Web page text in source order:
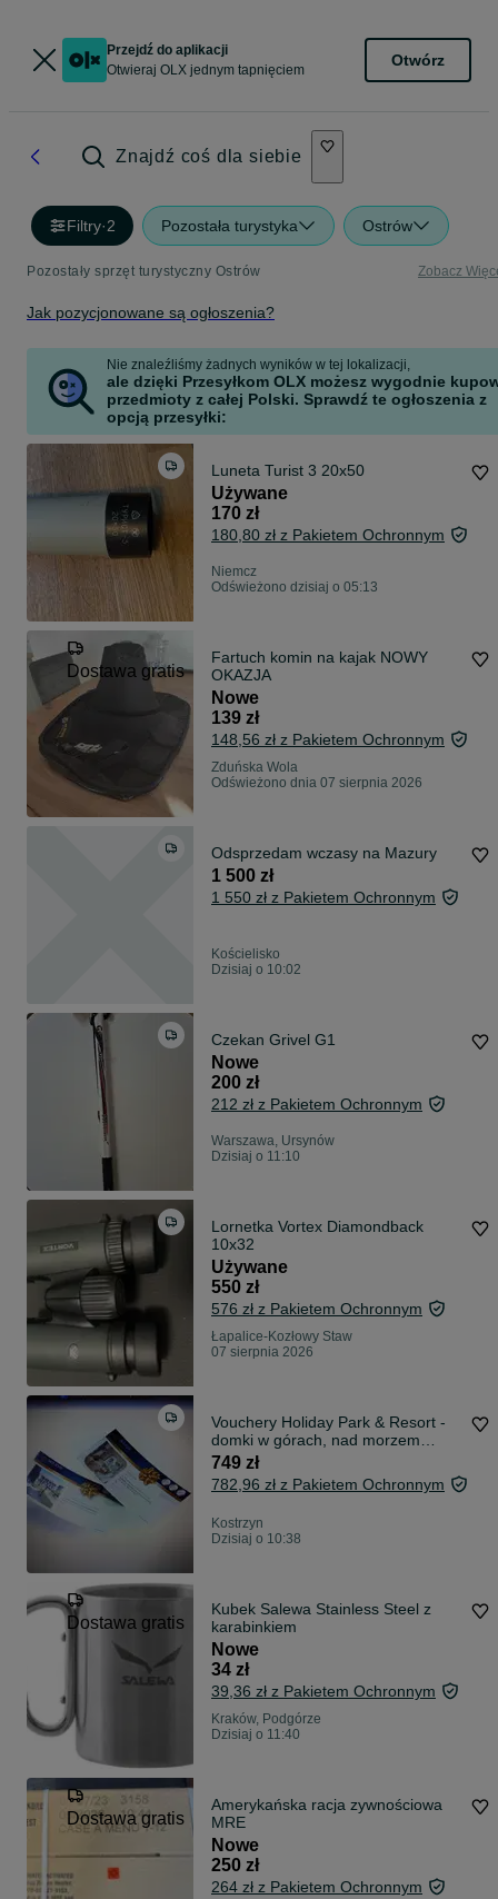
Przejdź do aplikacji
Otwieraj OLX jednym tapnięciem
Otwórz
Znajdź coś dla siebie
Filtry·2 Pozostała turystyka Ostrów
Pozostały sprzęt turystyczny Ostrów Zobacz
Jak pozycjonowane są ogłoszenia?
Nie znaleźliśmy żadnych wyników w tej lokalizacji,
ale dzięki Przesyłkom OLX możesz wygodnie
przedmioty z całej Polski. Sprawdź te ogłoszenia z
opcją przesyłki:
Luneta Turist 3 20x50
Używane
170 zł
180,80 zł z Pakietem Ochronnym
Niemcz
Odświeżono dzisiaj o 05:13
Dostawa gratis
Fartuch komin na kajak NOWY
OKAZJA
Nowe
139 zł
148,56 zł z Pakietem Ochronnym
Zduńska Wola
Odświeżono dnia 07 sierpnia 2026
Odsprzedam wczasy na Mazury
1 500 zł
1 550 zł z Pakietem Ochronnym
Kościelisko
Dzisiaj o 10:02
Czekan Grivel G1
Nowe
200 zł
212 zł z Pakietem Ochronnym
Warszawa, Ursynów
Dzisiaj o 11:10
Lornetka Vortex Diamondback
10x32
Używane
550 zł
576 zł z Pakietem Ochronnym
Łapalice-Kozłowy Staw
07 sierpnia 2026
Vouchery Holiday Park & Resort -
domki w górach, nad morzem
apartamenty
749 zł
782,96 zł z Pakietem Ochronnym
Kostrzyn
Dzisiaj o 10:38
Dostawa gratis
Kubek Salewa Stainless Steel z
karabinkiem
Nowe
34 zł
39,36 zł z Pakietem Ochronnym
Kraków, Podgórze
Dzisiaj o 11:40
Dostawa gratis
Amerykańska racja zywnościowa
MRE
Nowe
250 zł
264 zł z Pakietem Ochronnym